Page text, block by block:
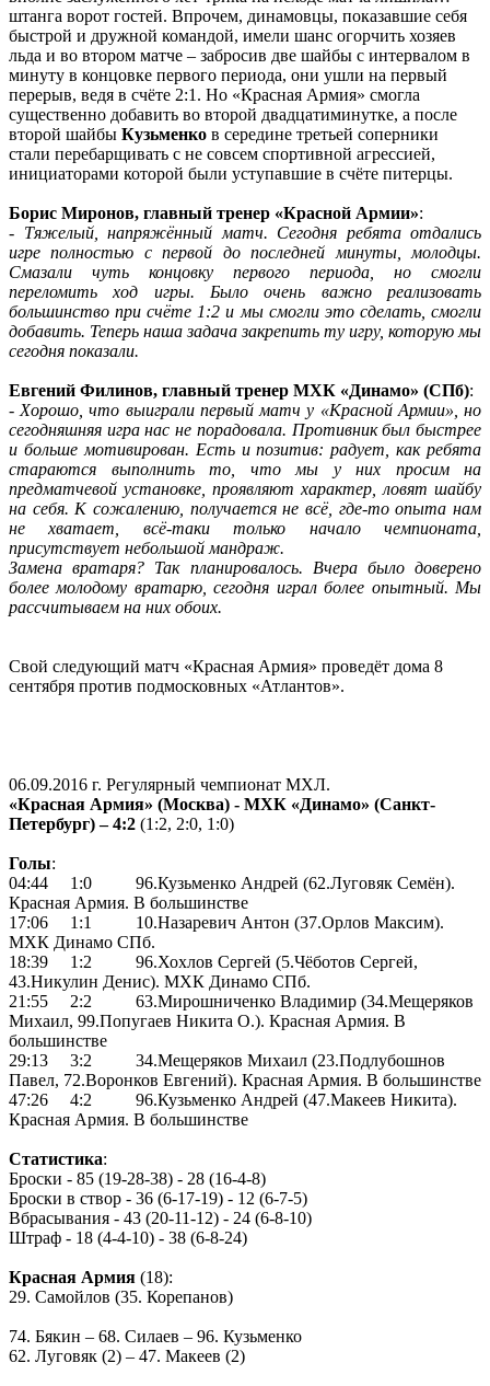
штанга ворот гостей. Впрочем, динамовцы, показавшие себя
быстрой и дружной командой, имели шанс огорчить хозяев
льда и во втором матче – забросив две шайбы с интервалом в
минуту в концовке первого периода, они ушли на первый
перерыв, ведя в счёте 2:1. Но «Красная Армия» смогла
существенно добавить во второй двадцатиминутке, а после
второй шайбы Кузьменко в середине третьей соперники
стали перебарщивать с не совсем спортивной агрессией,
инициаторами которой были уступавшие в счёте питерцы.
Борис Миронов, главный тренер «Красной Армии»:
- Тяжелый, напряжённый матч. Сегодня ребята отдались
игре полностью с первой до последней минуты, молодцы.
Смазали чуть концовку первого периода, но смогли
переломить ход игры. Было очень важно реализовать
большинство при счёте 1:2 и мы смогли это сделать, смогли
добавить. Теперь наша задача закрепить ту игру, которую мы
сегодня показали.
Евгений Филинов, главный тренер МХК «Динамо» (СПб):
- Хорошо, что выиграли первый матч у «Красной Армии», но
сегодняшняя игра нас не порадовала. Противник был быстрее
и больше мотивирован. Есть и позитив: радует, как ребята
стараются выполнить то, что мы у них просим на
предматчевой установке, проявляют характер, ловят шайбу
на себя. К сожалению, получается не всё, где-то опыта нам
не хватает, всё-таки только начало чемпионата,
присутствует небольшой мандраж.
Замена вратаря? Так планировалось. Вчера было доверено
более молодому вратарю, сегодня играл более опытный. Мы
рассчитываем на них обоих.
Свой следующий матч «Красная Армия» проведёт дома 8
сентября против подмосковных «Атлантов».
06.09.2016 г. Регулярный чемпионат МХЛ.
«Красная Армия» (Москва) - МХК «Динамо» (Санкт-
Петербург) – 4:2 (1:2, 2:0, 1:0)
Голы:
04:44 1:0 96.Кузьменко Андрей (62.Луговяк Семён).
Красная Армия. В большинстве
17:06 1:1 10.Назаревич Антон (37.Орлов Максим).
МХК Динамо СПб.
18:39 1:2 96.Хохлов Сергей (5.Чёботов Сергей,
43.Никулин Денис). МХК Динамо СПб.
21:55 2:2 63.Мирошниченко Владимир (34.Мещеряков
Михаил, 99.Попугаев Никита О.). Красная Армия. В
большинстве
29:13 3:2 34.Мещеряков Михаил (23.Подлубошнов
Павел, 72.Воронков Евгений). Красная Армия. В большинстве
47:26 4:2 96.Кузьменко Андрей (47.Макеев Никита).
Красная Армия. В большинстве
Статистика:
Броски - 85 (19-28-38) - 28 (16-4-8)
Броски в створ - 36 (6-17-19) - 12 (6-7-5)
Вбрасывания - 43 (20-11-12) - 24 (6-8-10)
Штраф - 18 (4-4-10) - 38 (6-8-24)
Красная Армия (18):
29. Самойлов (35. Корепанов)
74. Бякин – 68. Силаев – 96. Кузьменко
62. Луговяк (2) – 47. Макеев (2)